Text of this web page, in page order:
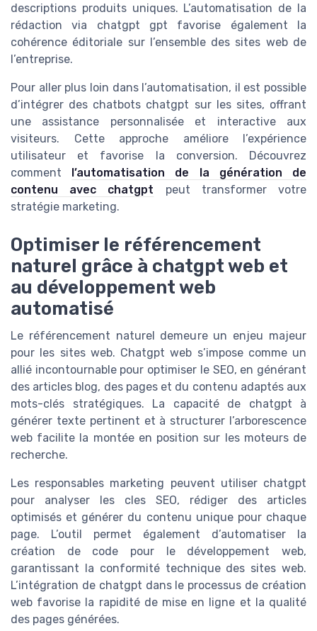
descriptions produits uniques. L’automatisation de la
rédaction via chatgpt gpt favorise également la
cohérence éditoriale sur l’ensemble des sites web de
l’entreprise.
Pour aller plus loin dans l’automatisation, il est possible
d’intégrer des chatbots chatgpt sur les sites, offrant
une assistance personnalisée et interactive aux
visiteurs. Cette approche améliore l’expérience
utilisateur et favorise la conversion. Découvrez
comment l’automatisation de la génération de
contenu avec chatgpt peut transformer votre
stratégie marketing.
Optimiser le référencement
naturel grâce à chatgpt web et
au développement web
automatisé
Le référencement naturel demeure un enjeu majeur
pour les sites web. Chatgpt web s’impose comme un
allié incontournable pour optimiser le SEO, en générant
des articles blog, des pages et du contenu adaptés aux
mots-clés stratégiques. La capacité de chatgpt à
générer texte pertinent et à structurer l’arborescence
web facilite la montée en position sur les moteurs de
recherche.
Les responsables marketing peuvent utiliser chatgpt
pour analyser les cles SEO, rédiger des articles
optimisés et générer du contenu unique pour chaque
page. L’outil permet également d’automatiser la
création de code pour le développement web,
garantissant la conformité technique des sites web.
L’intégration de chatgpt dans le processus de création
web favorise la rapidité de mise en ligne et la qualité
des pages générées.